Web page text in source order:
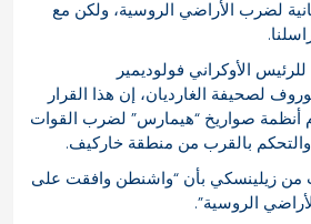
لضرب الأراضي الروسية، ولكن مع
الأوكراني فولوديمير
لصحيفة الغارديان، إن هذا القرار
أنظمة صواريخ “هيمارس” لضرب القوات
والتحكم بالقرب من منطقة خاركيف.
زيلينسكي بأن “واشنطن وافقت على
الروسية”.